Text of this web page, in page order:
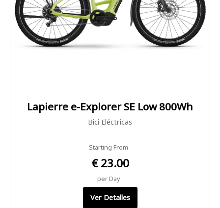
Lapierre e-Explorer SE Low 800Wh
Bici Eléctricas
Starting From
€ 23.00
per Day
Ver Detalles